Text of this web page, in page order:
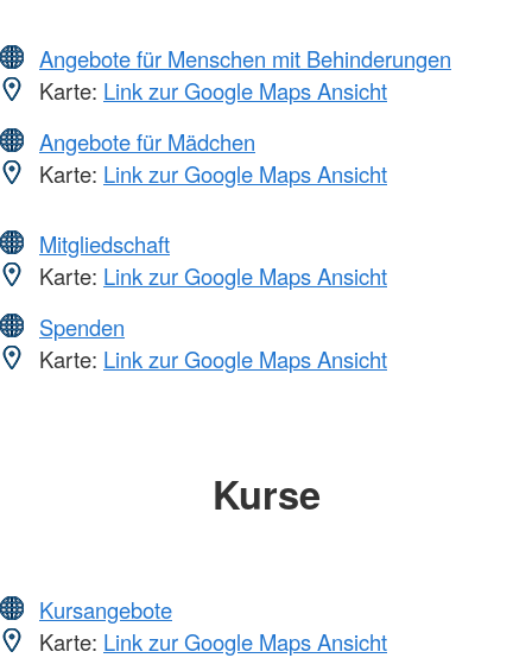
Angebote für Menschen mit Behinderungen
Karte: Link zur Google Maps Ansicht
Angebote für Mädchen
Karte: Link zur Google Maps Ansicht
Mitgliedschaft
Karte: Link zur Google Maps Ansicht
Spenden
Karte: Link zur Google Maps Ansicht
Kurse
Kursangebote
Karte: Link zur Google Maps Ansicht